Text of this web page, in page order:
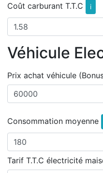
Coût carburant T.T.C
i
Véhicule
Prix achat véhicule
Consommation moyenne
Tarif T.T.C électricité